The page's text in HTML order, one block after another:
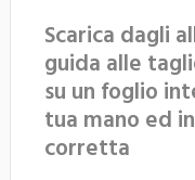
Scarica dagli
guida alle
su un foglio
tua mano ed
corretta